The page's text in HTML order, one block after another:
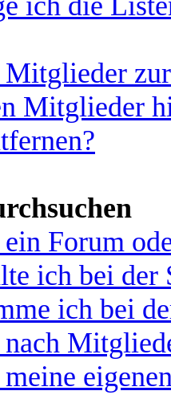
Mitglieder
Forum
ich bei der
ich bei